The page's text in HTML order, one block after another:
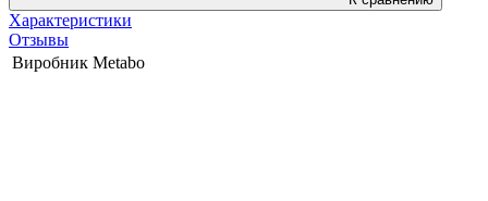
Характеристики
Отзывы
Виробник Metabo